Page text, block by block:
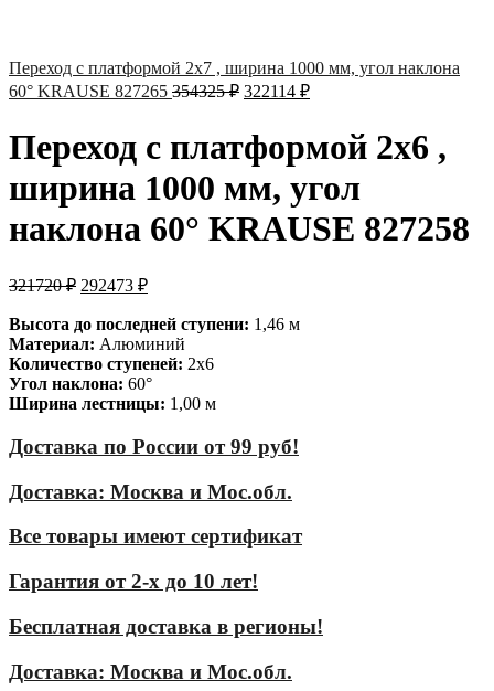
Переход с платформой 2х7 , ширина 1000 мм, угол наклона
60° KRAUSE 827265 354325₽ 322114 ₽
Переход с платформой 2х6 ,
ширина 1000 мм, угол
наклона 60° KRAUSE 827258
321720₽ 292473 ₽
Высота до последней ступени: 1,46 м
Материал: Алюминий
Количество ступеней: 2х6
Угол наклона: 60°
Ширина лестницы: 1,00 м
Доставка по России от 99 руб!
Доставка: Москва и Мос.обл.
Все товары имеют сертификат
Гарантия от 2-х до 10 лет!
Бесплатная доставка в регионы!
Доставка: Москва и Мос.обл.